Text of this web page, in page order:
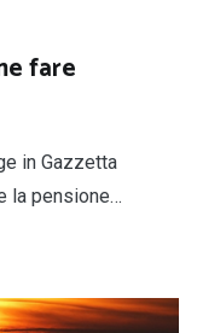
fare
in Gazzetta
la pensione…